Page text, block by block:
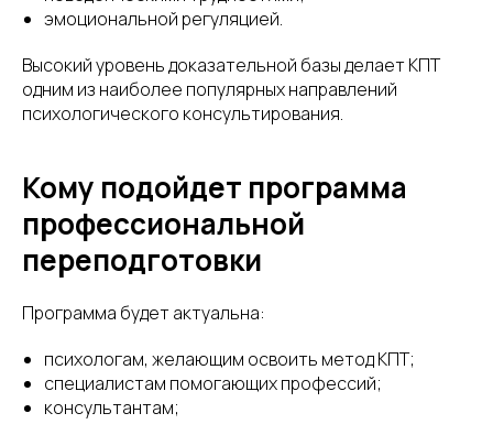
эмоциональной регуляцией.
Высокий уровень доказательной базы делает КПТ
одним из наиболее популярных направлений
психологического консультирования.
Кому подойдет программа
профессиональной
переподготовки
Программа будет актуальна:
психологам, желающим освоить метод КПТ;
специалистам помогающих профессий;
консультантам;